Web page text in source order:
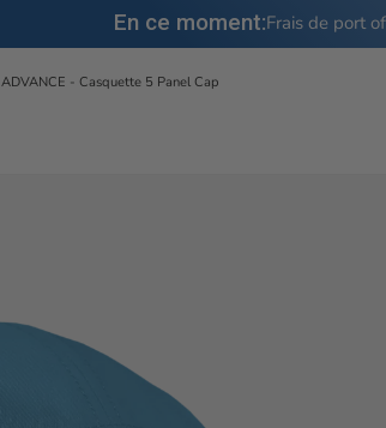
En ce moment:Frais de port
ADVANCE - Casquette 5 Panel Cap